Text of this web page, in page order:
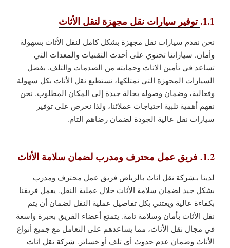
1.1. توفير سيارات نقل مجهزة لنقل الأثاث
نحن نقدم سيارات نقل مجهزة بشكل كامل لنقل الأثاث بسهولة
وأمان. سياراتنا تحتوي على أحدث التقنيات والمعدات التي
تساعد في تأمين الاثاث وحمايته من الصدمات والتلف. بفضل
السيارات المجهزة التي نمتلكها، نستطيع نقل الأثاث بكل سهولة
وفعالية، وضمان وصوله بحالة جيدة إلى المكان المطلوب. نحن
نفهم أهمية تلبية احتياجات عملائنا، ولذا نحرص على توفير
سيارات نقل عالية الجودة لضمان رضاهم التام.
1.2. فريق عمل محترف ومدرب لضمان سلامة الأثاث
لدينا بـشركة نقل اثاث بالرياض فريق عمل محترف ومدرب
بشكل جيد لضمان سلامة الأثاث خلال عملية النقل. يعمل فريقنا
بكفاءة عالية ويعتني بكل تفاصيل عملية النقل لضمان أن يتم
نقل الأثاث بأمان وسلامة تامة. يتمتع أعضاء الفريق بخبرة واسعة
في مجال نقل الأثاث، مما يساعدهم على التعامل مع جميع أنواع
الأثاث وضمان عدم حدوث أي تلف أو خسائر. شركة نقل اثاث